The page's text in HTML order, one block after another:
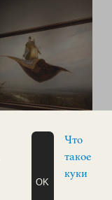
OK
Что
такое
куки